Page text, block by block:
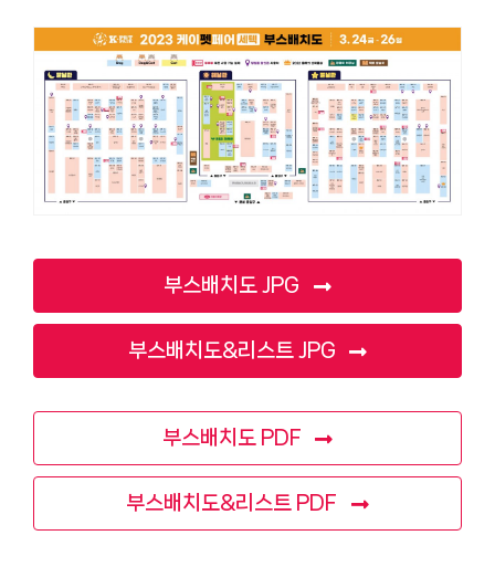
부스배치도 JPG
부스배치도&리스트 JPG
부스배치도 PDF
부스배치도&리스트 PDF